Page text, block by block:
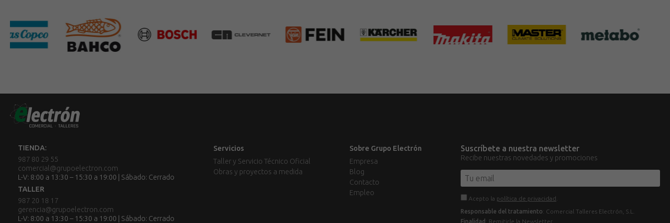
TIENDA:
987 80 29 55
comercial@grupoelectron.com
L-V: 8:00 a 13:30 – 15:30 a 19:00 | Sábado: Cerrado
TALLER
987 20 18 17
gerencia@grupoelectron.com
L-V: 8:00 a 13:30 – 15:30 a 19:00 | Sábado: Cerrado
Servicios
Taller y Servicio Técnico Oficial
Obras y proyectos a medida
Sobre Grupo Electrón
Empresa
Blog
Contacto
Empleo
Suscríbete a nuestra newsletter
Recibe nuestras novedades y promociones
Acepto la política de privacidad
Responsable del tratamiento: Comercial Talleres Electrón, S.L.
Finalidad : Remitirle la Newsletter.